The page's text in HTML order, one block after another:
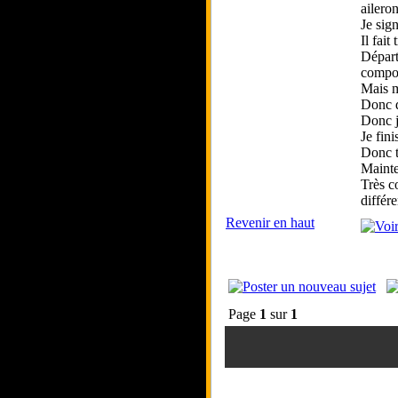
Je
Il fait
Mais
Donc
Donc
Je
Donc
Très
Revenir en haut
Page 1 sur 1